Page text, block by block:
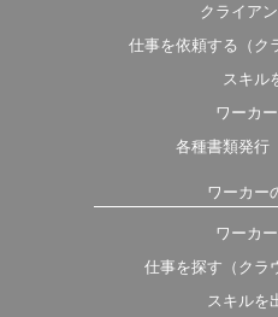
クライア
仕事を依頼する（ク
スキル
ワーカ
各種書類発行
ワーカー
ワーカ
仕事を探す（クラ
スキルを